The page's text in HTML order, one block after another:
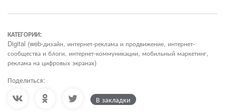
КАТЕГОРИИ:
Digital (web-дизайн, интернет-реклама и продвижение, интернет-
сообщества и блоги, интернет-коммуникации, мобильный маркетинг,
реклама на цифровых экранах)
Поделиться:
В закладки